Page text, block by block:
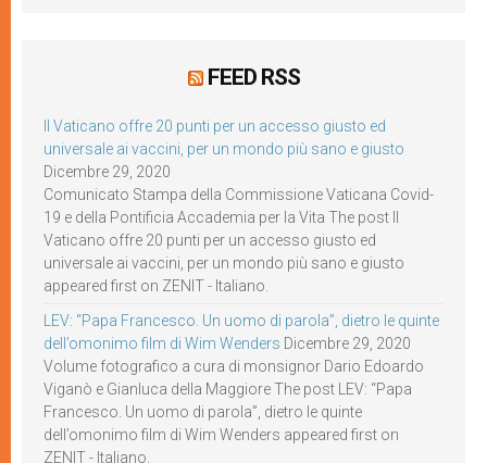
FEED RSS
Il Vaticano offre 20 punti per un accesso giusto ed
universale ai vaccini, per un mondo più sano e giusto
Dicembre 29, 2020
Comunicato Stampa della Commissione Vaticana Covid-
19 e della Pontificia Accademia per la Vita The post Il
Vaticano offre 20 punti per un accesso giusto ed
universale ai vaccini, per un mondo più sano e giusto
appeared first on ZENIT - Italiano.
LEV: “Papa Francesco. Un uomo di parola”, dietro le quinte
dell’omonimo film di Wim Wenders Dicembre 29, 2020
Volume fotografico a cura di monsignor Dario Edoardo
Viganò e Gianluca della Maggiore The post LEV: “Papa
Francesco. Un uomo di parola”, dietro le quinte
dell’omonimo film di Wim Wenders appeared first on
ZENIT - Italiano.